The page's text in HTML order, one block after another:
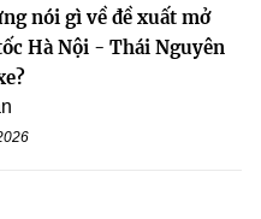
nói gì về đề xuất mở
Hà Nội - Thái Nguyên